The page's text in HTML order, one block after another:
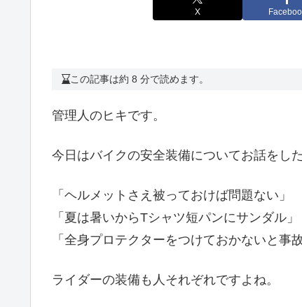
X
この記事は約 8 分で読めます。
管理人のヒキです。
今日はバイクの安全装備についてお話をし
「ヘルメットさえ被っておけば問題ない」
「夏は暑いからTシャツ短パンにサンダル」
「全身プロテクターをつけておかないと事
ライダーの装備も人それぞれですよね。